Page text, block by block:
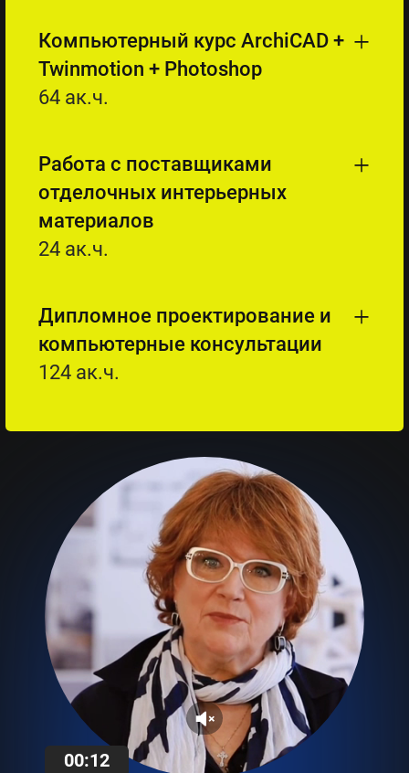
Компьютерный курс ArchiCAD +
Twinmotion + Photoshop
64 ак.ч.
Работа с поставщиками
отделочных интерьерных
материалов
24 ак.ч.
Дипломное проектирование и
компьютерные консультации
124 ак.ч.
00:15